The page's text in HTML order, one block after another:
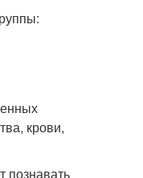
крови,
познавать